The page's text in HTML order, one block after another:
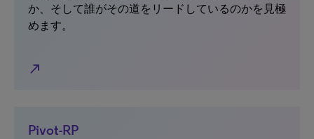
か、そして誰がその道をリードしているのかを見極
めます。
north_east
Pivot-RP